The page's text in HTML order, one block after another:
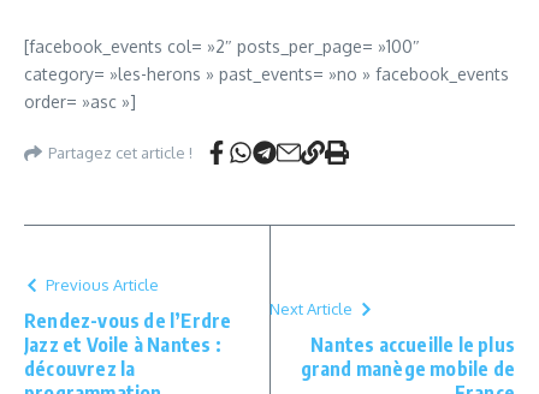
[facebook_events col= »2″ posts_per_page= »100″
category= »les-herons » past_events= »no » facebook_events
order= »asc »]
Partagez cet article !
Previous Article
Rendez-vous de l’Erdre
Jazz et Voile à Nantes :
découvrez la
Next Article
Nantes accueille le plus
grand manège mobile de